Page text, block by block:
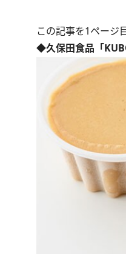
この記事を1ページ
◆久保田食品「